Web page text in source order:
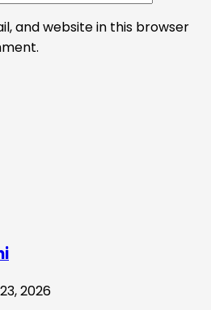
and website in this browser
2026